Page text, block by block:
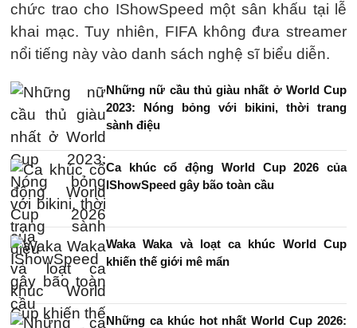
chức trao cho IShowSpeed một sân khấu tại lễ
khai mạc. Tuy nhiên, FIFA không đưa streamer
nổi tiếng này vào danh sách nghệ sĩ biểu diễn.
Những nữ cầu thủ giàu nhất ở World Cup
2023: Nóng bỏng với bikini, thời trang
sành điệu
Ca khúc cổ động World Cup 2026 của
IShowSpeed gây bão toàn cầu
Waka Waka và loạt ca khúc World Cup
khiến thế giới mê mẩn
Những ca khúc hot nhất World Cup 2026: